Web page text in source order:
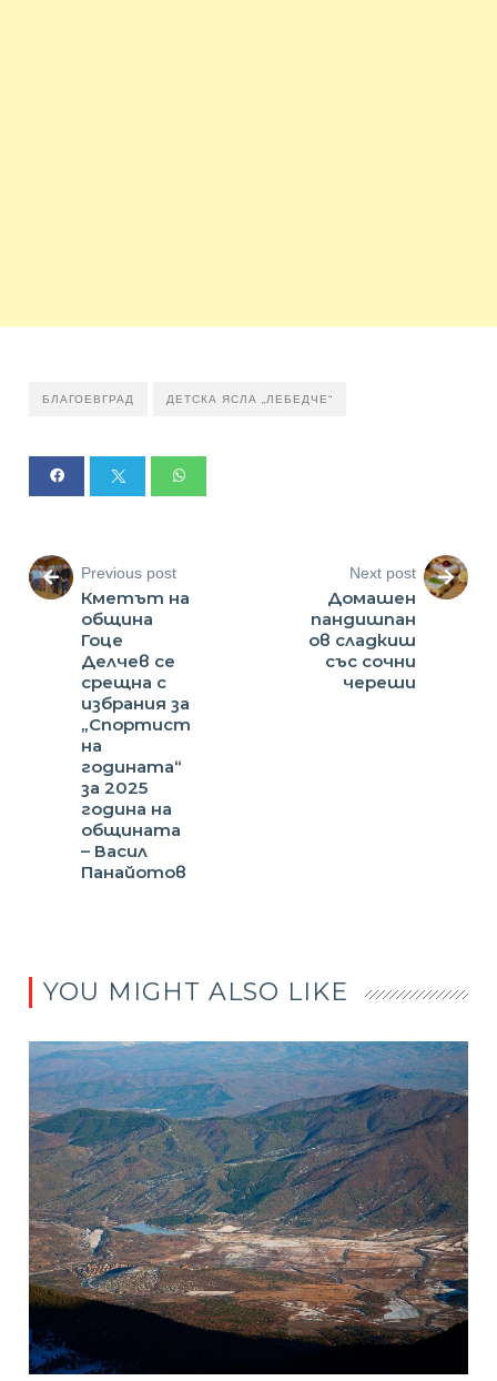
БЛАГОЕВГРАД ДЕТСКА ЯСЛА „ЛЕБЕДЧЕ“
Previous post
Кметът на
община
Гоце
Делчев се
срещна с
избрания за
„Спортист
на
годината“
за 2025
година на
общината
– Васил
Панайотов
Next post
Домашен
пандишпан
ов сладкиш
със сочни
череши
YOU MIGHT ALSO LIKE